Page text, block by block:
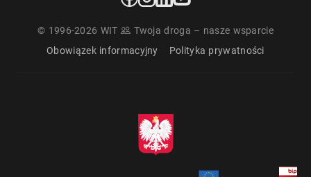
© 1996-2026 WIT
Twoja droga – nasze wsparcie
Obowiązek informacyjny
Polityka prywatności